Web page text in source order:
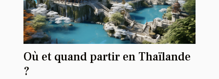
Où et quand partir en Thaïlande
?